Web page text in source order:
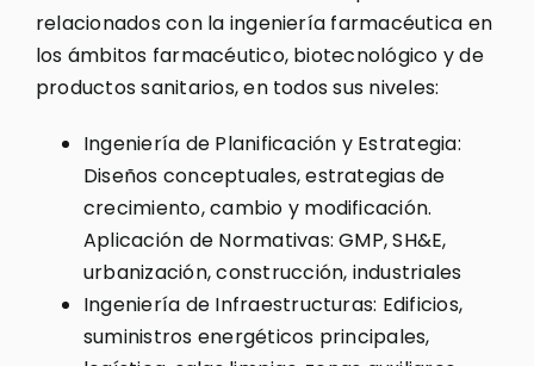
relacionados con la ingeniería farmacéutica en
los ámbitos farmacéutico, biotecnológico y de
productos sanitarios, en todos sus niveles:
Ingeniería de Planificación y Estrategia:
Diseños conceptuales, estrategias de
crecimiento, cambio y modificación.
Aplicación de Normativas: GMP, SH&E,
urbanización, construcción, industriales
Ingeniería de Infraestructuras: Edificios,
suministros energéticos principales,